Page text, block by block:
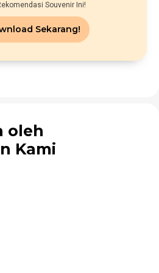
Souvenir Ini!
Sekarang!
oleh
Kami